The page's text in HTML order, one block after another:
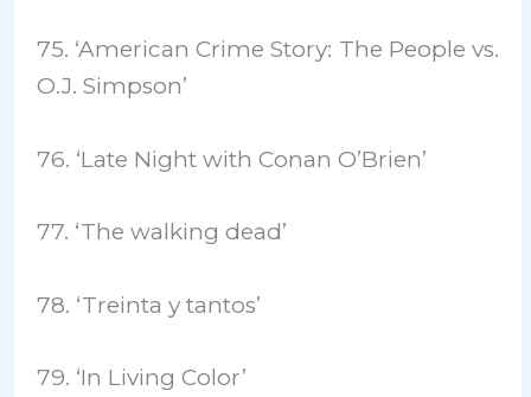
75. ‘American Crime Story: The People vs.
O.J. Simpson’
76. ‘Late Night with Conan O’Brien’
77. ‘The walking dead’
78. ‘Treinta y tantos’
79. ‘In Living Color’